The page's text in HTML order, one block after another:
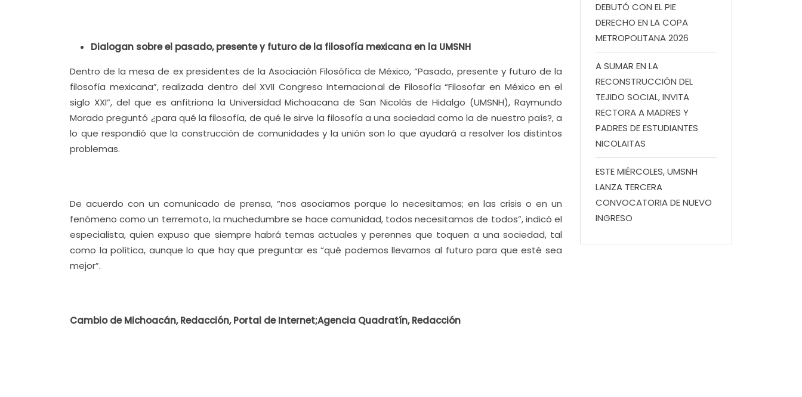
Dialogan sobre el pasado, presente y futuro de la filosofía mexicana en la UMSNH
Dentro de la mesa de ex presidentes de la Asociación Filosófica de México, “Pasado, presente y futuro de la
filosofía mexicana”, realizada dentro del XVII Congreso Internacional de Filosofía “Filosofar en México en el
siglo XXI”, del que es anfitriona la Universidad Michoacana de San Nicolás de Hidalgo (UMSNH), Raymundo
Morado preguntó ¿para qué la filosofía, de qué le sirve la filosofía a una sociedad como la de nuestro país?, a
lo que respondió que la construcción de comunidades y la unión son lo que ayudará a resolver los distintos
problemas.
De acuerdo con un comunicado de prensa, “nos asociamos porque lo necesitamos; en las crisis o en un
fenómeno como un terremoto, la muchedumbre se hace comunidad, todos necesitamos de todos”, indicó el
especialista, quien expuso que siempre habrá temas actuales y perennes que toquen a una sociedad, tal
como la política, aunque lo que hay que preguntar es “qué podemos llevarnos al futuro para que esté sea
mejor”.
Cambio de Michoacán, Redacción, Portal de Internet;Agencia Quadratín, Redacción
DEBUTÓ CON EL PIE
DERECHO EN LA COPA
METROPOLITANA 2026
A SUMAR EN LA
RECONSTRUCCIÓN DEL
TEJIDO SOCIAL, INVITA
RECTORA A MADRES Y
PADRES DE ESTUDIANTES
NICOLAITAS
ESTE MIÉRCOLES, UMSNH
LANZA TERCERA
CONVOCATORIA DE NUEVO
INGRESO